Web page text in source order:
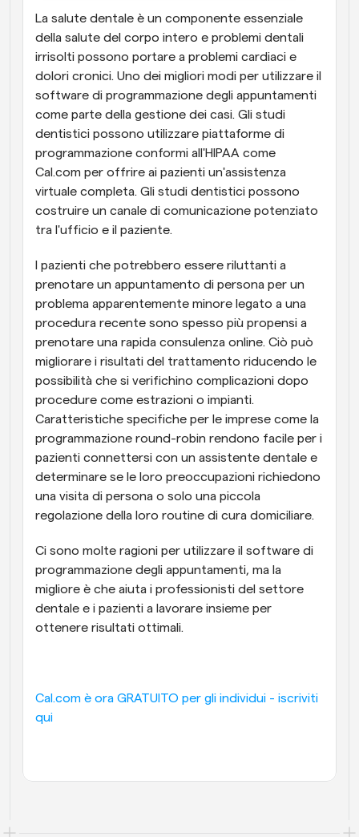
La salute dentale è un componente essenziale
della salute del corpo intero e problemi dentali
irrisolti possono portare a problemi cardiaci e
dolori cronici. Uno dei migliori modi per utilizzare il
software di programmazione degli appuntamenti
come parte della gestione dei casi. Gli studi
dentistici possono utilizzare piattaforme di
programmazione conformi all'HIPAA come
Cal.com per offrire ai pazienti un'assistenza
virtuale completa. Gli studi dentistici possono
costruire un canale di comunicazione potenziato
tra l'ufficio e il paziente.
I pazienti che potrebbero essere riluttanti a
prenotare un appuntamento di persona per un
problema apparentemente minore legato a una
procedura recente sono spesso più propensi a
prenotare una rapida consulenza online. Ciò può
migliorare i risultati del trattamento riducendo le
possibilità che si verifichino complicazioni dopo
procedure come estrazioni o impianti.
Caratteristiche specifiche per le imprese come la
programmazione round-robin rendono facile per i
pazienti connettersi con un assistente dentale e
determinare se le loro preoccupazioni richiedono
una visita di persona o solo una piccola
regolazione della loro routine di cura domiciliare.
Ci sono molte ragioni per utilizzare il software di
programmazione degli appuntamenti, ma la
migliore è che aiuta i professionisti del settore
dentale e i pazienti a lavorare insieme per
ottenere risultati ottimali.
Cal.com è ora GRATUITO per gli individui - iscriviti
qui